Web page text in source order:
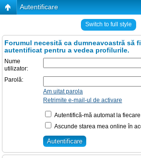
Autentificare
Switch to full style
Forumul necesită ca dumneavoastră să
autentificat pentru a vedea profilurile.
Nume
utilizator:
Parolă:
Am uitat parola
Retrimite e-mail-ul de activare
Autentifică-mă automat la
Ascunde starea mea online în